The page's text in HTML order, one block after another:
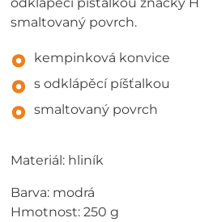
smaltovaný povrch.
kempinková konvice
s odklápěcí píšťalkou
smaltovaný povrch
Materiál: hliník
Barva: modrá
Hmotnost: 250 g